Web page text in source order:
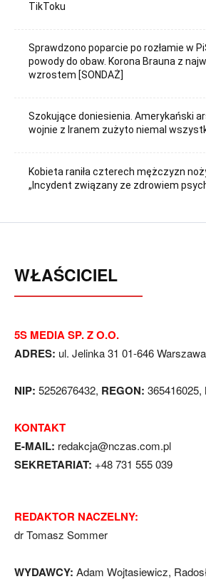
TikToku
Sprawdzono poparcie po rozłamie w
powody do obaw. Korona Brauna z
wzrostem [SONDAŻ]
Szokujące doniesienia. Amerykański
wojnie z Iranem zużyto niemal
Kobieta raniła czterech mężczyzn
„Incydent związany ze zdrowiem
WŁAŚCICIEL
5S MEDIA SP. Z O.O.
ADRES: ul. Jelinka 31 01-646 Warszawa
NIP: 5252676432, REGON: 365416025,
KONTAKT
E-MAIL: redakcja@nczas.com.pl
SEKRETARIAT: +48 731 555 039
REDAKTOR NACZELNY:
dr Tomasz Sommer
WYDAWCY: Adam Wojtasiewicz,